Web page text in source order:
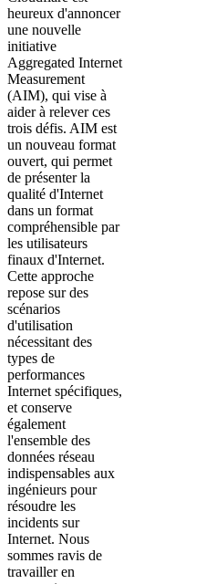
heureux d'annoncer
une nouvelle
initiative
Aggregated Internet
Measurement
(AIM), qui vise à
aider à relever ces
trois défis. AIM est
un nouveau format
ouvert, qui permet
de présenter la
qualité d'Internet
dans un format
compréhensible par
les utilisateurs
finaux d'Internet.
Cette approche
repose sur des
scénarios
d'utilisation
nécessitant des
types de
performances
Internet spécifiques,
et conserve
également
l'ensemble des
données réseau
indispensables aux
ingénieurs pour
résoudre les
incidents sur
Internet. Nous
sommes ravis de
travailler en